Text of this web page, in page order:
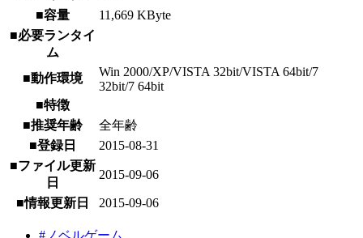
■容量
11,669 KByte
■必要ランタイ
ム
■動作環境
Win 2000/XP/VISTA 32bit/VISTA 64bit/7
32bit/7 64bit
■特徴
■推奨年齢
全年齢
■登録日
2015-08-31
■ファイル更新
日
2015-09-06
■情報更新日 2015-09-06
#ノベルゲーム